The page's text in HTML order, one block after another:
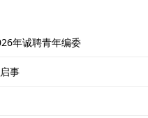
年诚聘青年编委
事